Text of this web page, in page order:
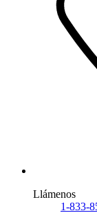
Llámenos
1-833-